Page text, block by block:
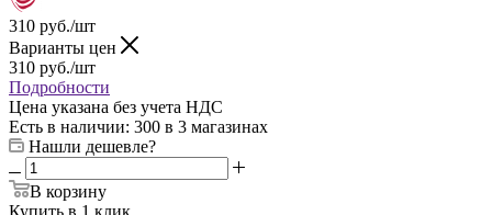
310 руб./шт
Варианты цен
310 руб./шт
Подробности
Цена указана без учета НДС
Есть в наличии: 300 в 3 магазинах
Нашли дешевле?
В корзину
Купить в 1 клик